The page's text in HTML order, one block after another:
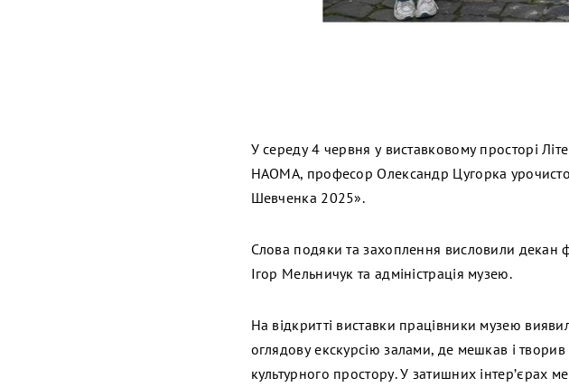
У середу 4 червня у виставковому просторі
НАОМА, професор Олександр Цугорка урочисто
Шевченка 2025».
Слова подяки та захоплення висловили декан
Ігор Мельничук та адміністрація музею.
На відкритті виставки працівники музею
оглядову екскурсію залами, де мешкав і
культурного простору. У затишних інтер’єрах